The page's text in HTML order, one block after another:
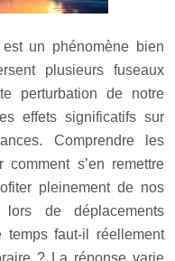
un phénomène bien
plusieurs fuseaux
perturbation de notre
effets significatifs sur
Comprendre les
s’en remettre
pleinement de nos
de déplacements
temps faut-il réellement
? La réponse varie